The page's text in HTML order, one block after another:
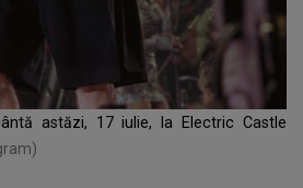
astăzi, 17 iulie, la Electric Castle